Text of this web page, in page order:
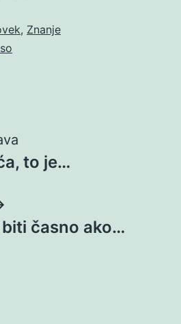
, Znanje
to je…
časno ako…